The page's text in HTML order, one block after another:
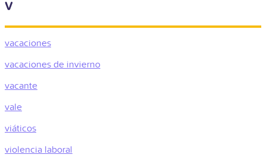
V
vacaciones
vacaciones de invierno
vacante
vale
viáticos
violencia laboral